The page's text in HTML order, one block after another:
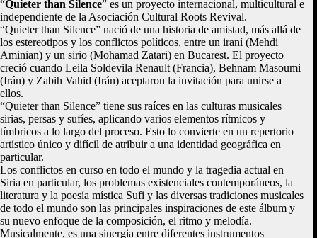
“Quieter than Silence” es un proyecto internacional, multicultural e
independiente de la Asociación Cultural Roots Revival.
“Quieter than Silence” nació de una historia de amistad, más allá de
los estereotipos y los conflictos políticos, entre un iraní (Mehdi
Aminian) y un sirio (Mohamad Zatari) en Bucarest. El proyecto
creció cuando Leila Soldevila Renault (Francia), Behnam Masoumi
(Irán) y Zabih Vahid (Irán) aceptaron la invitación para unirse a
ellos.
“Quieter than Silence” tiene sus raíces en las culturas musicales
sirias, persas y sufíes, aplicando varios elementos rítmicos y
tímbricos a lo largo del proceso. Esto lo convierte en un repertorio
artístico único y difícil de atribuir a una identidad geográfica en
particular.
Los conflictos en curso en todo el mundo y la tragedia actual en
Siria en particular, los problemas existenciales contemporáneos, la
literatura y la poesía mística Sufi y las diversas tradiciones musicales
de todo el mundo son las principales inspiraciones de este álbum y
su nuevo enfoque de la composición, el ritmo y melodía.
Musicalmente, es una sinergia entre diferentes instrumentos